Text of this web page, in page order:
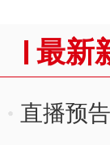
最新
直播预